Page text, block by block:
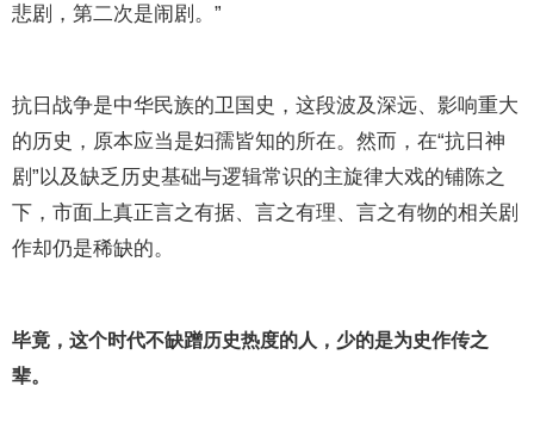
悲剧，第二次是闹剧。”
抗日战争是中华民族的卫国史，这段波及深远、影响重大
的历史，原本应当是妇孺皆知的所在。然而，在“抗日神
剧”以及缺乏历史基础与逻辑常识的主旋律大戏的铺陈之
下，市面上真正言之有据、言之有理、言之有物的相关剧
作却仍是稀缺的。
毕竟，这个时代不缺蹭历史热度的人，少的是为史作传之
辈。